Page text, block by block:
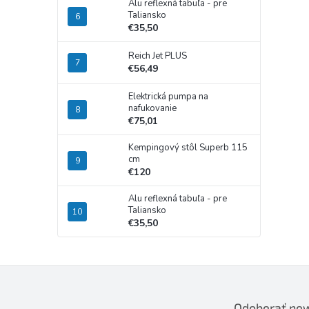
Alu reflexná tabuľa - pre
Taliansko
€35,50
Reich Jet PLUS
€56,49
Elektrická pumpa na
nafukovanie
€75,01
Kempingový stôl Superb 115
cm
€120
Alu reflexná tabuľa - pre
Taliansko
€35,50